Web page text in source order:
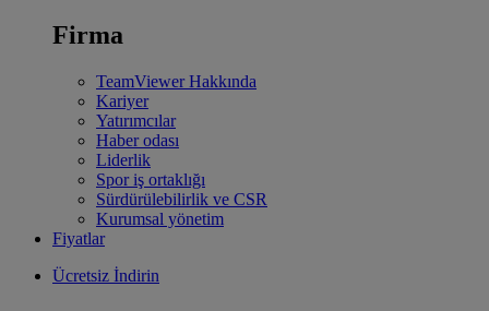
Firma
TeamViewer Hakkında
Kariyer
Yatırımcılar
Haber odası
Liderlik
Spor iş ortaklığı
Sürdürülebilirlik ve CSR
Kurumsal yönetim
Fiyatlar
Ücretsiz İndirin